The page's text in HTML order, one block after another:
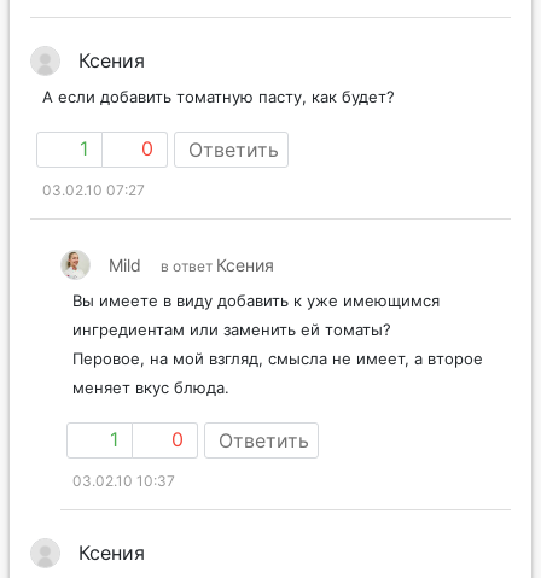
Ксения
А если добавить томатную пасту, как будет?
1 0 Ответить
03.02.10 07:27
Mild в ответ Ксения
Вы имеете в виду добавить к уже имеющимся
ингредиентам или заменить ей томаты?
Перовое, на мой взгляд, смысла не имеет, а второе
меняет вкус блюда.
1 0 Ответить
03.02.10 10:37
Ксения